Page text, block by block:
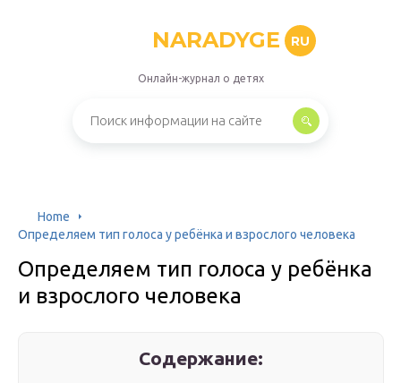
NARADYGE RU
Онлайн-журнал о детях
Home
Определяем тип голоса у ребёнка и взрослого человека
Определяем тип голоса у ребёнка
и взрослого человека
Содержание: